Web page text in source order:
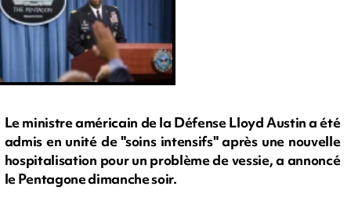
Le ministre américain de la Défense Lloyd Austin a été
admis en unité de "soins intensifs" après une nouvelle
hospitalisation pour un problème de vessie, a annoncé
le Pentagone dimanche soir.